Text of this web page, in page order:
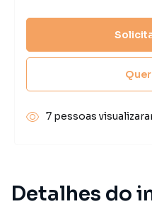
Detalhes do
7 pessoas